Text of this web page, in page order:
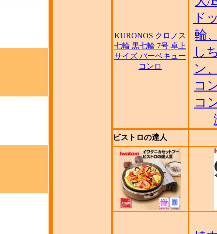
KURONOS クロノス
七輪 黒七輪 7号 卓上
サイズ バーベキュー
コンロ
ド
輪
し
ン
コ
コ
ビストロの達人